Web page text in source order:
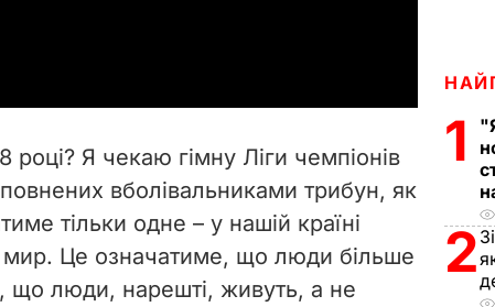
i
d
e
Я чекаю гімну Ліги чемпіонів
вболівальниками трибун, як
тільки одне – у нашій країні
мир. Це означатиме, що люди більше
що люди, нарешті, живуть, а не
1
2